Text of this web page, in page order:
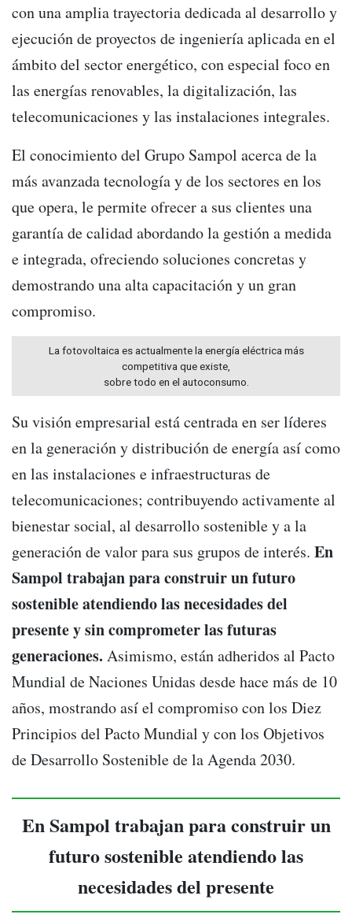
con una amplia trayectoria dedicada al desarrollo y
ejecución de proyectos de ingeniería aplicada en el
ámbito del sector energético, con especial foco en
las energías renovables, la digitalización, las
telecomunicaciones y las instalaciones integrales.
El conocimiento del Grupo Sampol acerca de la
más avanzada tecnología y de los sectores en los
que opera, le permite ofrecer a sus clientes una
garantía de calidad abordando la gestión a medida
e integrada, ofreciendo soluciones concretas y
demostrando una alta capacitación y un gran
compromiso.
La fotovoltaica es actualmente la energía eléctrica más
competitiva que existe,
sobre todo en el autoconsumo.
Su visión empresarial está centrada en ser líderes
en la generación y distribución de energía así como
en las instalaciones e infraestructuras de
telecomunicaciones; contribuyendo activamente al
bienestar social, al desarrollo sostenible y a la
generación de valor para sus grupos de interés. En
Sampol trabajan para construir un futuro
sostenible atendiendo las necesidades del
presente y sin comprometer las futuras
generaciones. Asimismo, están adheridos al Pacto
Mundial de Naciones Unidas desde hace más de 10
años, mostrando así el compromiso con los Diez
Principios del Pacto Mundial y con los Objetivos
de Desarrollo Sostenible de la Agenda 2030.
En Sampol trabajan para construir un
futuro sostenible atendiendo las
necesidades del presente